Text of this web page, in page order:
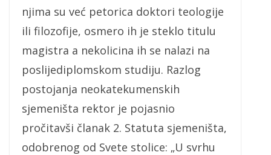
njima su već petorica doktori teologije
ili filozofije, osmero ih je steklo titulu
magistra a nekolicina ih se nalazi na
poslijediplomskom studiju. Razlog
postojanja neokatekumenskih
sjemeništa rektor je pojasnio
pročitavši članak 2. Statuta sjemeništa,
odobrenog od Svete stolice: „U svrhu